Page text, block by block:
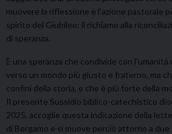
muovere la riflessione e l’azione pastorale
spirito del Giubileo: il richiamo alla
di speranza.
È una speranza che condivide con
verso un mondo più giusto e fraterno, ma
confini della storia, e che è più forte della
Il presente Sussidio biblico-catechistico
2025, accoglie questa indicazione della
di Bergamo e si muove perciò attorno a